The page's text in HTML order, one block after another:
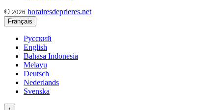
© 2026 horairesdeprieres.net
Français
Русский
English
Bahasa Indonesia
Melayu
Deutsch
Nederlands
Svenska